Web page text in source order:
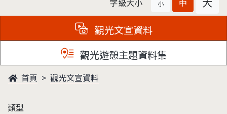
字級大小 小 中
觀光文宣資料
觀光遊憩主題資料集
首頁 觀光文宣資料
類型